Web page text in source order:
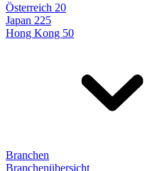
Österreich 20
Japan 225
Hong Kong 50
Branchen
Branchenübersicht